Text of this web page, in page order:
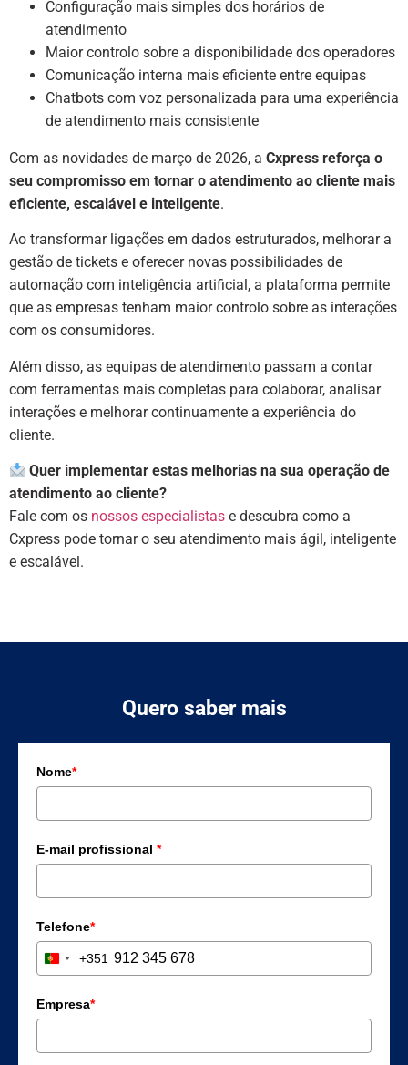
Configuração mais simples dos horários de
atendimento
Maior controlo sobre a disponibilidade dos operadores
Comunicação interna mais eficiente entre equipas
Chatbots com voz personalizada para uma experiência
de atendimento mais consistente
Com as novidades de março de 2026, a Cxpress reforça o
seu compromisso em tornar o atendimento ao cliente mais
eficiente, escalável e inteligente.
Ao transformar ligações em dados estruturados, melhorar a
gestão de tickets e oferecer novas possibilidades de
automação com inteligência artificial, a plataforma permite
que as empresas tenham maior controlo sobre as interações
com os consumidores.
Além disso, as equipas de atendimento passam a contar
com ferramentas mais completas para colaborar, analisar
interações e melhorar continuamente a experiência do
cliente.
Quer implementar estas melhorias na sua operação de
atendimento ao cliente?
Fale com os nossos especialistas e descubra como a
Cxpress pode tornar o seu atendimento mais ágil, inteligente
e escalável.
Quero saber mais
Nome*
E-mail profissional *
Telefone*
Portugal +351
+351
Empresa*